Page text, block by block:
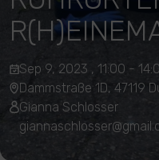
Sep 9, 2023 , 11:00 -
Dammstraße 1D, 47119
Gianna Schlosser